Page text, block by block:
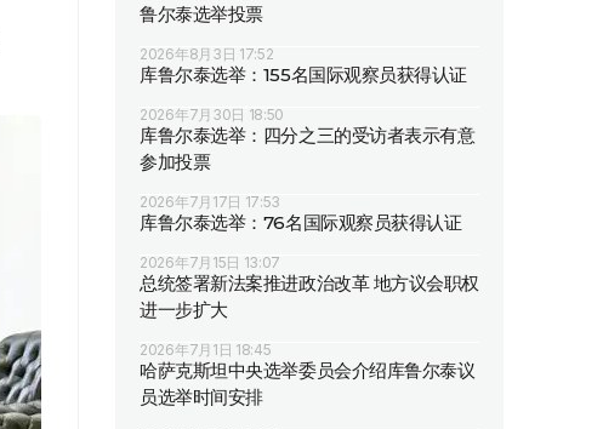
鲁尔泰选举投票
2026年8月3日 17:52
库鲁尔泰选举：155名国际观察员获得认证
2026年7月30日 18:50
库鲁尔泰选举：四分之三的受访者表示有意
参加投票
2026年7月17日 17:53
库鲁尔泰选举：76名国际观察员获得认证
2026年7月15日 13:07
总统签署新法案推进政治改革 地方议会职权
进一步扩大
2026年7月1日 18:45
哈萨克斯坦中央选举委员会介绍库鲁尔泰议
员选举时间安排